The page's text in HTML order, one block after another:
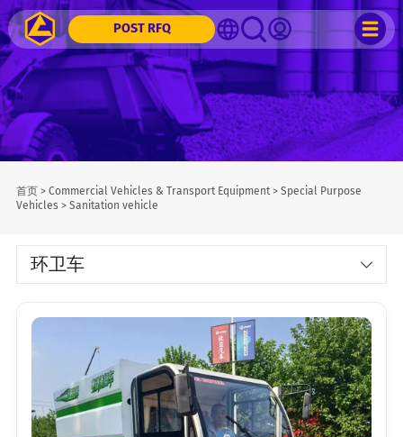
POST RFQ
首页> Commercial Vehicles & Transport Equipment> Special Purpose
Vehicles > Sanitation vehicle
环卫车